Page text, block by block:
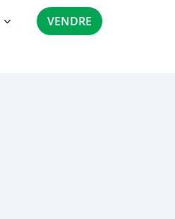
VENDRE